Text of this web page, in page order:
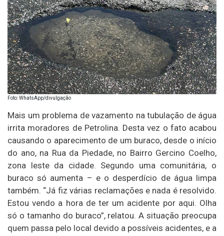
Foto: WhatsApp/divulgação
Mais um problema de vazamento na tubulação de água
irrita moradores de Petrolina. Desta vez o fato acabou
causando o aparecimento de um buraco, desde o início
do ano, na Rua da Piedade, no Bairro Gercino Coelho,
zona leste da cidade. Segundo uma comunitária, o
buraco só aumenta – e o desperdício de água limpa
também. “Já fiz várias reclamações e nada é resolvido.
Estou vendo a hora de ter um acidente por aqui. Olha
só o tamanho do buraco”, relatou. A situação preocupa
quem passa pelo local devido a possíveis acidentes, e a